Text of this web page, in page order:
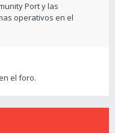
Port y las
operativos en el
el foro.